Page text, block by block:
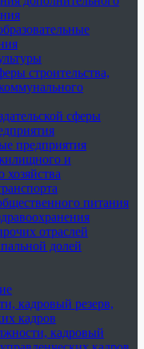
строительства,
сферы
предприятия
и
хозяйства
питания
отраслей
долей
кадровый резерв,
кадров
кадровый